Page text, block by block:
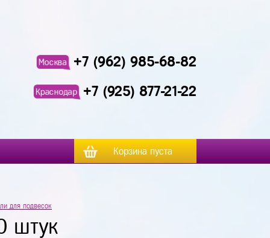
Москва +7 (962) 985-68-82
Краснодар +7 (925) 877-21-22
Корзина пуста
для подвесок
штук